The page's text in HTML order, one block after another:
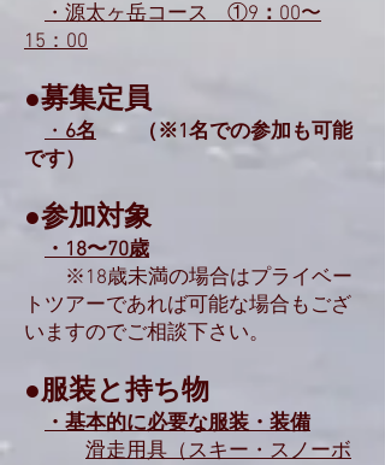
・源太ヶ岳コース ①9：00〜
15：00
●募集定員
・6名 （※1名での参加も可能
です）
●参加対象
・18〜70歳
※18歳未満の場合はプライベー
トツアーであれば可能な場合もござ
いますのでご相談下さい。
●服装と持ち物
・基本的に必要な服装・装備
滑走用具（スキー・スノーボ